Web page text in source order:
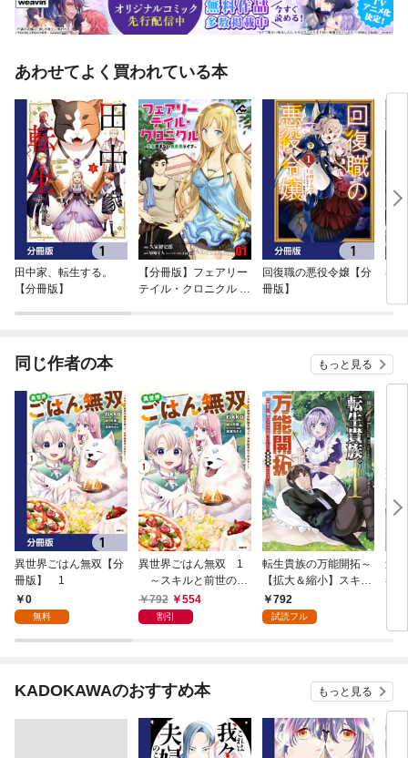
あわせてよく買われている本
田中家、転生する。
【分冊版】
【分冊版】フェアリー
テイル・クロニクル ～
回復職の悪役令嬢【分
冊版】
器
の
版】
同じ作者の本 もっと見る
異世界ごはん無双【分
冊版】 1
0
無料
異世界ごはん無双 1
～スキルと前世の知
識を使って、お米改革
はじめます！～
792 554
割引
転生貴族の万能開拓～
【拡大＆縮小】スキル
を使っていたら最強領
地になりました～
792
試読フル
追
者
は
KADOKAWAのおすすめ本 もっと見る